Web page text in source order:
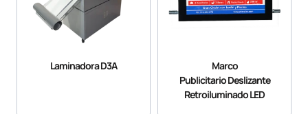
Laminadora D3A
Marco
Publicitario Deslizante
Retroiluminado LED